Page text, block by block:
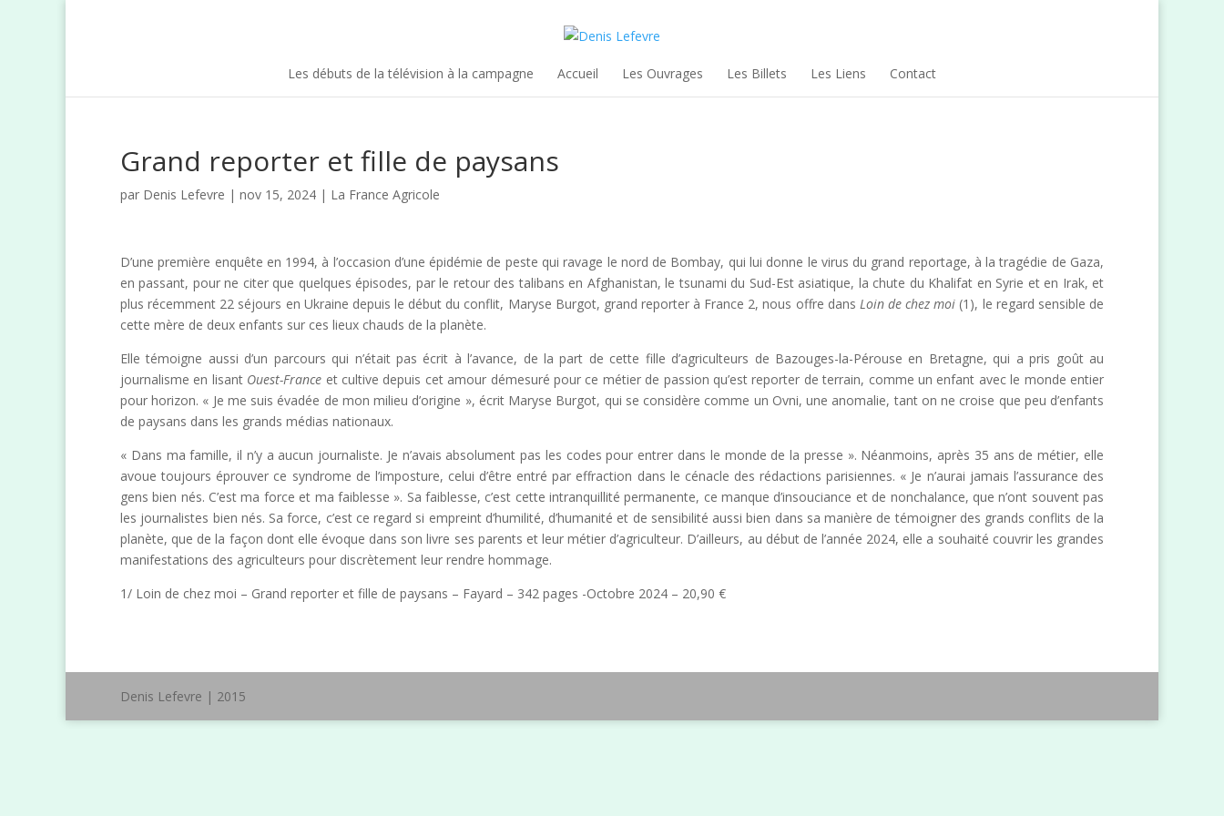
Les débuts de la télévision à la campagne Accueil Les Ouvrages Les Billets Les Liens Contact
Grand reporter et fille de paysans
par Denis Lefevre | nov 15, 2024 | La France Agricole
D’une première enquête en 1994, à l’occasion d’une épidémie de peste qui ravage le nord de Bombay, qui lui donne le virus du grand reportage, à la tragédie de Gaza,
en passant, pour ne citer que quelques épisodes, par le retour des talibans en Afghanistan, le tsunami du Sud-Est asiatique, la chute du Khalifat en Syrie et en Irak, et
plus récemment 22 séjours en Ukraine depuis le début du conflit, Maryse Burgot, grand reporter à France 2, nous offre dans Loin de chez moi (1), le regard sensible de
cette mère de deux enfants sur ces lieux chauds de la planète.
Elle témoigne aussi d’un parcours qui n’était pas écrit à l’avance, de la part de cette fille d’agriculteurs de Bazouges-la-Pérouse en Bretagne, qui a pris goût au
journalisme en lisant Ouest-France et cultive depuis cet amour démesuré pour ce métier de passion qu’est reporter de terrain, comme un enfant avec le monde entier
pour horizon. « Je me suis évadée de mon milieu d’origine », écrit Maryse Burgot, qui se considère comme un Ovni, une anomalie, tant on ne croise que peu d’enfants
de paysans dans les grands médias nationaux.
« Dans ma famille, il n’y a aucun journaliste. Je n’avais absolument pas les codes pour entrer dans le monde de la presse ». Néanmoins, après 35 ans de métier, elle
avoue toujours éprouver ce syndrome de l’imposture, celui d’être entré par effraction dans le cénacle des rédactions parisiennes. « Je n’aurai jamais l’assurance des
gens bien nés. C’est ma force et ma faiblesse ». Sa faiblesse, c’est cette intranquillité permanente, ce manque d’insouciance et de nonchalance, que n’ont souvent pas
les journalistes bien nés. Sa force, c’est ce regard si empreint d’humilité, d’humanité et de sensibilité aussi bien dans sa manière de témoigner des grands conflits de la
planète, que de la façon dont elle évoque dans son livre ses parents et leur métier d’agriculteur. D’ailleurs, au début de l’année 2024, elle a souhaité couvrir les grandes
manifestations des agriculteurs pour discrètement leur rendre hommage.
1/ Loin de chez moi – Grand reporter et fille de paysans – Fayard – 342 pages -Octobre 2024 – 20,90 €
Denis Lefevre | 2015